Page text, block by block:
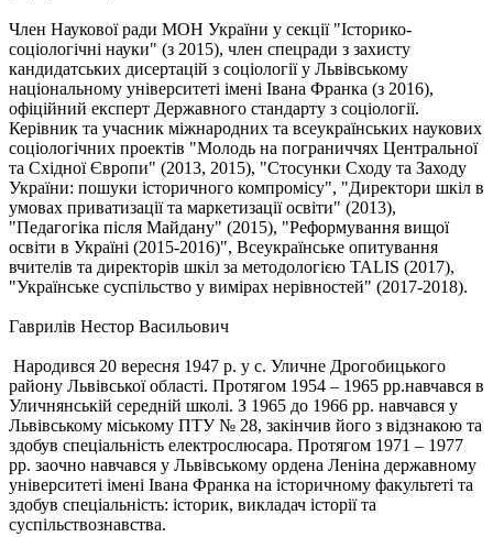
Член Наукової ради МОН України у секції "Історико-
соціологічні науки" (з 2015), член спецради з захисту
кандидатських дисертацій з соціології у Львівському
національному університеті імені Івана Франка (з 2016),
офіційний експерт Державного стандарту з соціології.
Керівник та учасник міжнародних та всеукраїнських наукових
соціологічних проектів "Молодь на пограниччях Центральної
та Східної Європи" (2013, 2015), "Стосунки Сходу та Заходу
України: пошуки історичного компромісу", "Директори шкіл в
умовах приватизації та маркетизації освіти" (2013),
"Педагогіка після Майдану" (2015), "Реформування вищої
освіти в Україні (2015-2016)", Всеукраїнське опитування
вчителів та директорів шкіл за методологією TALIS (2017),
"Українське суспільство у вимірах нерівностей" (2017-2018).
Гаврилів Нестор Васильович
Народився 20 вересня 1947 р. у с. Уличне Дрогобицького
району Львівської області. Протягом 1954 ‒ 1965 рр.навчався в
Уличнянській середній школі. З 1965 до 1966 рр. навчався у
Львівському міському ПТУ № 28, закінчив його з відзнакою та
здобув спеціальність електрослюсара. Протягом 1971 ‒ 1977
рр. заочно навчався у Львівському ордена Леніна державному
університеті імені Івана Франка на історичному факультеті та
здобув спеціальність: історик, викладач історії та
суспільствознавства.